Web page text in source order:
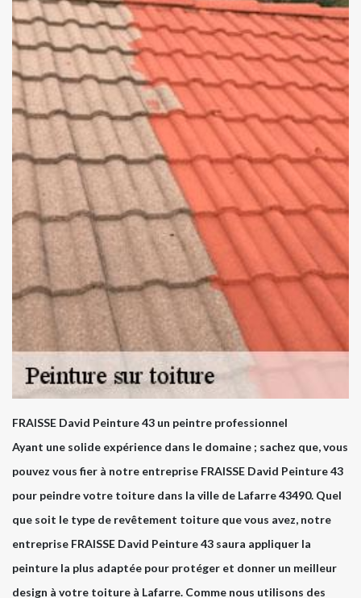
FRAISSE David Peinture 43 un peintre professionnel
Ayant une solide expérience dans le domaine ; sachez que, vous
pouvez vous fier à notre entreprise FRAISSE David Peinture 43
pour peindre votre toiture dans la ville de Lafarre 43490. Quel
que soit le type de revêtement toiture que vous avez, notre
entreprise FRAISSE David Peinture 43 saura appliquer la
peinture la plus adaptée pour protéger et donner un meilleur
design à votre toiture à Lafarre. Comme nous utilisons des